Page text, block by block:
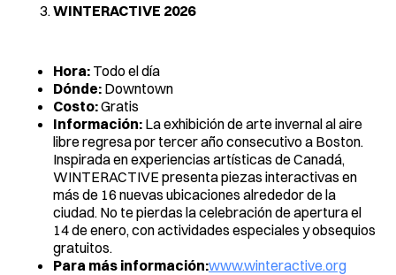
WINTERACTIVE 2026
Hora: Todo el día
Dónde: Downtown
Costo:Gratis
Información: La exhibición de arte invernal al aire
libre regresa por tercer año consecutivo a Boston.
Inspirada en experiencias artísticas de Canadá,
WINTERACTIVE presenta piezas interactivas en
más de 16 nuevas ubicaciones alrededor de la
ciudad. No te pierdas la celebración de apertura el
14 de enero, con actividades especiales y obsequios
gratuitos.
Para más información:www.winteractive.org